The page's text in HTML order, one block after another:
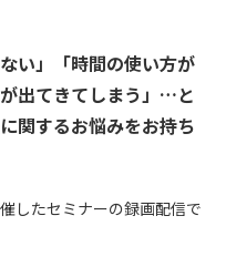
い」「時間の使い方が
出てきてしまう」…と
関するお悩みをお持ち
したセミナーの録画配信で